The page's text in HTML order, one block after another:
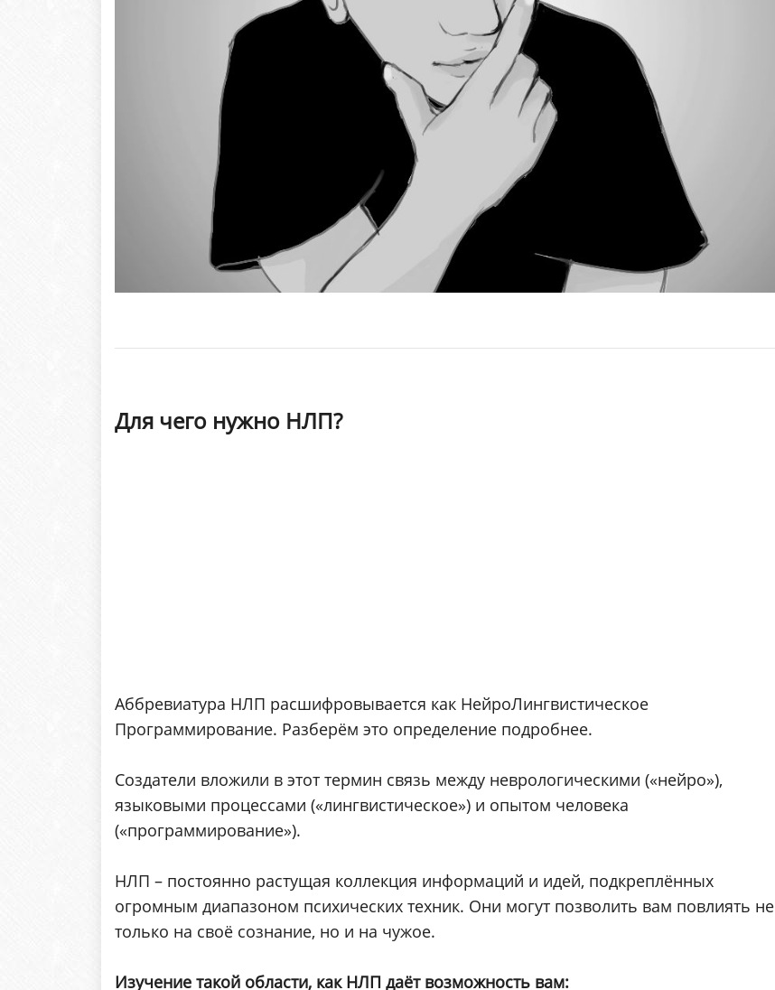
Для чего нужно НЛП?
Аббревиатура НЛП расшифровывается как НейроЛингвистическое
Программирование. Разберём это определение подробнее.
Создатели вложили в этот термин связь между неврологическими («нейро»),
языковыми процессами («лингвистическое») и опытом человека
(«программирование»).
НЛП – постоянно растущая коллекция информаций и идей, подкреплённых
огромным диапазоном психических техник. Они могут позволить вам повлиять не
только на своё сознание, но и на чужое.
Изучение такой области, как НЛП даёт возможность вам: